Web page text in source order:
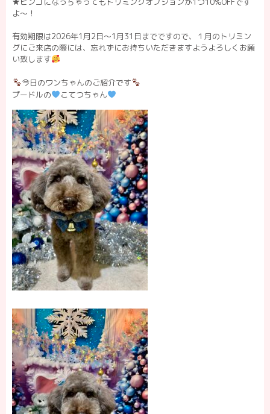
よ〜！
有効期限は2026年1月2日～1月31日までですので、１月のトリミン
グにご来店の際には、忘れずにお持ちいただきますようよろしくお願
い致します
今日のワンちゃんのご紹介です
プードルの
こてつちゃん